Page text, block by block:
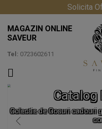
Solicita
MAGAZIN ONLINE
SAVEUR
Tel: 0723602611
Catalog
Colectie de Cosuri cadouri